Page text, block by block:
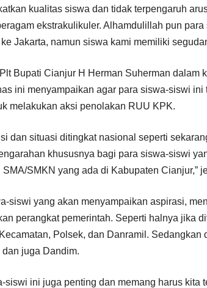
kualitas siswa dan tidak terpengaruh
ekstrakulikuler. Alhamdulillah pun
Jakarta, namun siswa kami memiliki
Bupati Cianjur H Herman Suherman dalam
ini menyampaikan agar para siswa-siswi ini
melakukan aksi penolakan RUU KPK.
dan situasi ditingkat nasional seperti
khususnya bagi para siswa-siswi
SMA/SMKN yang ada di Kabupaten Cianjur,”
siswi yang akan menyampaikan aspirasi,
perangkat pemerintah. Seperti halnya jika
Polsek, dan Danramil. Sedangkan
dan juga Dandim.
siswi ini juga penting dan memang harus kita